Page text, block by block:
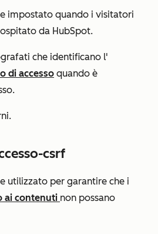
impostato quando i visitatori
da HubSpot.
che identificano l'
di accesso quando è
csrf
utilizzato per garantire che i
ai contenuti non possano